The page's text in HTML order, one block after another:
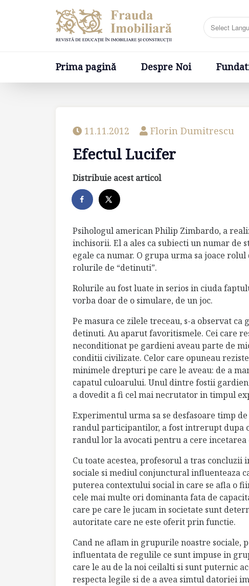
Prima pagină Despre Noi
Prima pagină Despre Noi
11.11.2012 Florin Dumitrescu
Efectul Lucifer
Distribuie acest articol
Psihologul american Philip Zimbardo, a
inchisorii. El a ales ca subiecti un numar
egale ca numar. O grupa urma sa joace
rolurile de “detinuti”.
Rolurile au fost luate in serios in ciuda
vorba doar de o simulare, de un joc.
Pe masura ce zilele treceau, s-a observat
detinuti. Au aparut favoritismele. Cei care
neconditionat pe gardieni aveau parte de
conditii civilizate. Celor care opuneau
minimele drepturi pe care le aveau: de a
capatul culoarului. Unul dintre fostii
a dovedit a fi cel mai necrutator in timpul
Experimentul urma sa se desfasoare timp
randul participantilor, a fost intrerupt dupa
randul lor la avocati pentru a cere
Cu toate acestea, profesorul a tras
sociale si mediul conjunctural influenteaza
puterea contextului social in care se afla o
cele mai multe ori dominanta fata de
care pe care le jucam in societate sunt
autoritate care ne este oferit prin functie.
Cand ne aflam in grupurile noastre sociale,
influentata de regulile ce sunt impuse in
care le au de la noi ceilalti si sunt puternic
respecta legile si de a avea simtul datoriei